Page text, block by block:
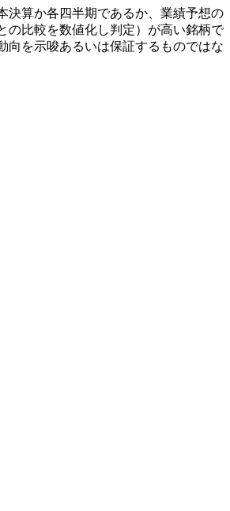
決算か各四半期であるか、業績予想の
の比較を数値化し判定）が高い銘柄で
向を示唆あるいは保証するものではな